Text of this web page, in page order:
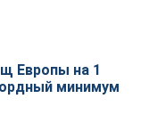
Европы на 1
минимум